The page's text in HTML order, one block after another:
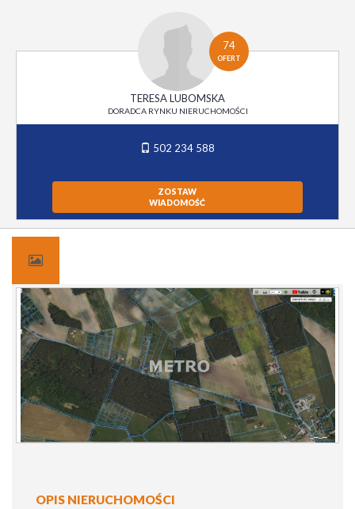
74
OFERT
TERESA LUBOMSKA
DORADCA RYNKU NIERUCHOMOŚCI
502 234 588
ZOSTAW
WIADOMOŚĆ
OPIS NIERUCHOMOŚCI